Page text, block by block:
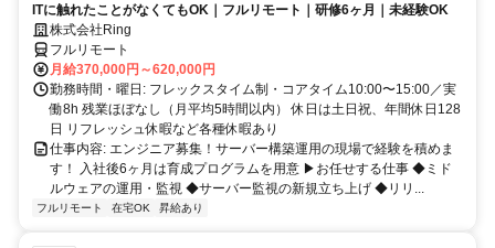
ITに触れたことがなくてもOK｜フルリモート｜研修6ヶ月｜未経験OK
株式会社Ring
フルリモート
月給370,000円～620,000円
勤務時間・曜日: フレックスタイム制・コアタイム10:00〜15:00／実
働8h 残業ほぼなし（月平均5時間以内） 休日は土日祝、年間休日128
日 リフレッシュ休暇など各種休暇あり
仕事内容: エンジニア募集！サーバー構築運用の現場で経験を積めま
す！ 入社後6ヶ月は育成プログラムを用意 ▶お任せする仕事 ◆ミド
ルウェアの運用・監視 ◆サーバー監視の新規立ち上げ ◆リリ...
フルリモート 在宅OK 昇給あり